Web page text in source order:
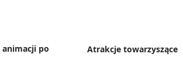
po
Atrakcje towarzyszące